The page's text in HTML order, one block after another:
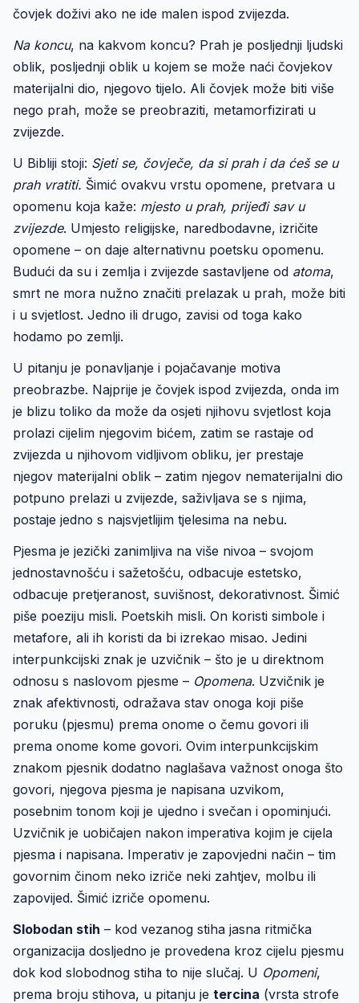
čovjek doživi ako ne ide malen ispod zvijezda.
Na koncu, na kakvom koncu? Prah je posljednji ljudski
oblik, posljednji oblik u kojem se može naći čovjekov
materijalni dio, njegovo tijelo. Ali čovjek može biti više
nego prah, može se preobraziti, metamorfizirati u
zvijezde.
U Bibliji stoji: Sjeti se, čovječe, da si prah i da ćeš se u
prah vratiti. Šimić ovakvu vrstu opomene, pretvara u
opomenu koja kaže: mjesto u prah, prijeđi sav u
zvijezde. Umjesto religijske, naredbodavne, izričite
opomene – on daje alternativnu poetsku opomenu.
Budući da su i zemlja i zvijezde sastavljene od atoma,
smrt ne mora nužno značiti prelazak u prah, može biti
i u svjetlost. Jedno ili drugo, zavisi od toga kako
hodamo po zemlji.
U pitanju je ponavljanje i pojačavanje motiva
preobrazbe. Najprije je čovjek ispod zvijezda, onda im
je blizu toliko da može da osjeti njihovu svjetlost koja
prolazi cijelim njegovim bićem, zatim se rastaje od
zvijezda u njihovom vidljivom obliku, jer prestaje
njegov materijalni oblik – zatim njegov nematerijalni dio
potpuno prelazi u zvijezde, saživljava se s njima,
postaje jedno s najsvjetlijim tjelesima na nebu.
Pjesma je jezički zanimljiva na više nivoa – svojom
jednostavnošću i sažetošću, odbacuje estetsko,
odbacuje pretjeranost, suvišnost, dekorativnost. Šimić
piše poeziju misli. Poetskih misli. On koristi simbole i
metafore, ali ih koristi da bi izrekao misao. Jedini
interpunkcijski znak je uzvičnik – što je u direktnom
odnosu s naslovom pjesme – Opomena. Uzvičnik je
znak afektivnosti, odražava stav onoga koji piše
poruku (pjesmu) prema onome o čemu govori ili
prema onome kome govori. Ovim interpunkcijskim
znakom pjesnik dodatno naglašava važnost onoga što
govori, njegova pjesma je napisana uzvikom,
posebnim tonom koji je ujedno i svečan i opominjući.
Uzvičnik je uobičajen nakon imperativa kojim je cijela
pjesma i napisana. Imperativ je zapovjedni način – tim
govornim činom neko izriče neki zahtjev, molbu ili
zapovijed. Šimić izriče opomenu.
Slobodan stih – kod vezanog stiha jasna ritmička
organizacija dosljedno je provedena kroz cijelu pjesmu
dok kod slobodnog stiha to nije slučaj. U Opomeni,
prema broju stihova, u pitanju je tercina (vrsta strofe